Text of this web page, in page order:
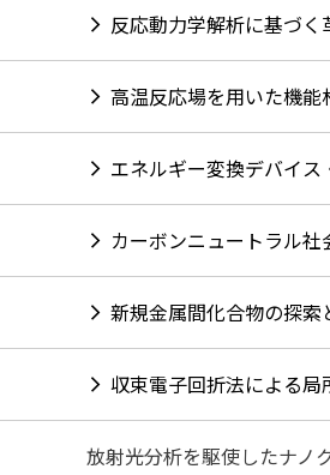
反応動力学解析に基づ
高温反応場を用いた機
エネルギー変換デバイ
カーボンニュートラル
新規金属間化合物の探
収束電子回折法による
放射光分析を駆使したナノ